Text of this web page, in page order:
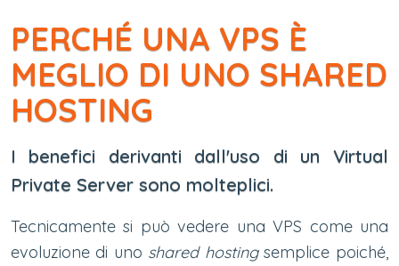
PERCHÉ UNA VPS È
MEGLIO DI UNO SHARED
HOSTING
I benefici derivanti dall'uso di un Virtual
Private Server sono molteplici.
Tecnicamente si può vedere una VPS come una
evoluzione di uno shared hostingsemplice poiché,